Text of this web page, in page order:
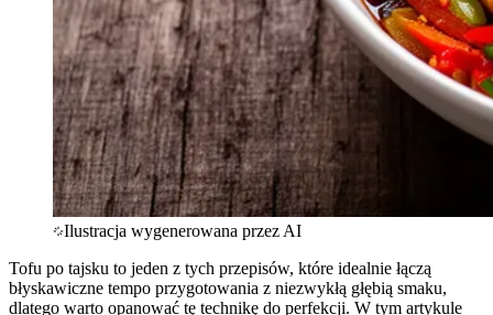
Ilustracja wygenerowana przez AI
Tofu po tajsku to jeden z tych przepisów, które idealnie łączą
błyskawiczne tempo przygotowania z niezwykłą głębią smaku,
dlatego warto opanować tę technikę do perfekcji. W tym artykule